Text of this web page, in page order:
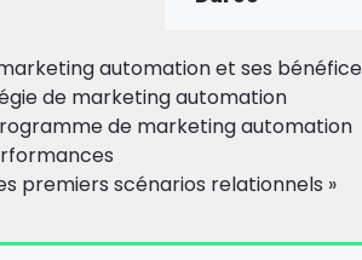
automation et ses
de marketing automation
de marketing automation
premiers scénarios relationnels »